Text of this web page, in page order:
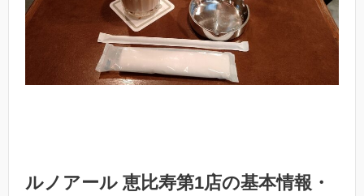
ルノアール 恵比寿第1店の基本情報・